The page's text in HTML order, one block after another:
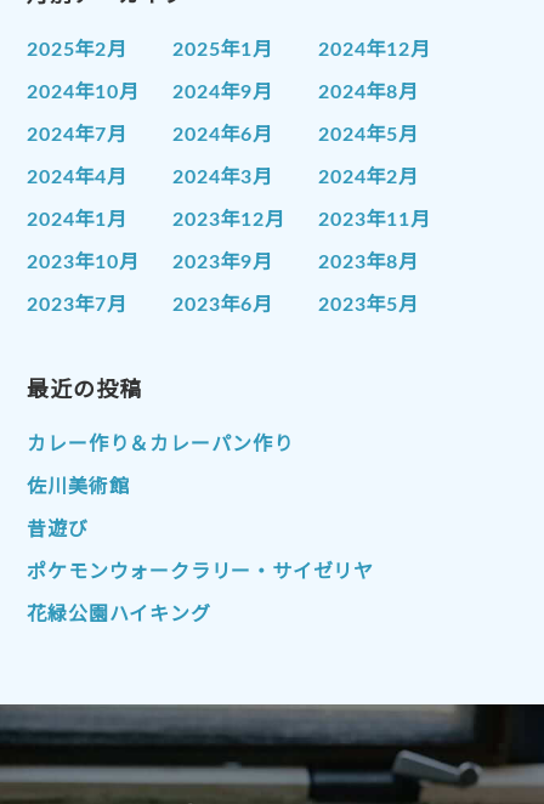
2025年2月 2025年1月 2024年12月
2024年10月 2024年9月 2024年8月
2024年7月 2024年6月 2024年5月
2024年4月 2024年3月 2024年2月
2024年1月 2023年12月 2023年11月
2023年10月 2023年9月 2023年8月
2023年7月 2023年6月 2023年5月
2023年1月
2022年10月 2022年9月
2022年7月
2022年4月
2022年1月 2021年12月 2021年11月
2021年10月 2021年9月
2021年1月 2020年12月 2020年11月
2020年10月 2020年9月 2020年8月
最近の投稿
カレー作り＆カレーパン作り
佐川美術館
昔遊び
ポケモンウォークラリー・サイゼリヤ
花緑公園ハイキング